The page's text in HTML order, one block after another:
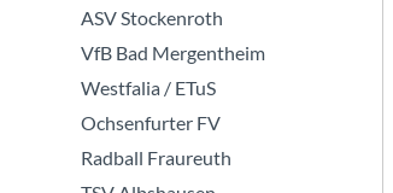
ASV Stockenroth
VfB Bad Mergentheim
Westfalia / ETuS
Ochsenfurter FV
Radball Fraureuth